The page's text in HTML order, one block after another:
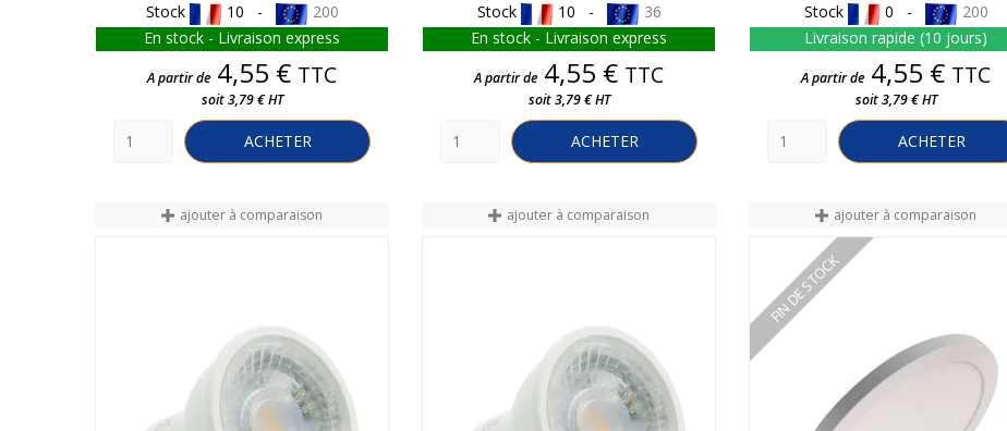
Stock
10 -
200
En stock - Livraison express
Prix
A partir de 4,55 € TTC
soit 3,79 € HT
ACHETER
Stock
10 -
36
En stock - Livraison express
Prix
A partir de 4,55 € TTC
soit 3,79 € HT
ACHETER
Stock
0 -
200
Livraison rapide (10 jours)
Prix
A partir de 4,55 € TTC
soit 3,79 € HT
ACHETER
ajouter à comparaison ajouter à comparaison ajouter à comparaison
FIN DE STOCK